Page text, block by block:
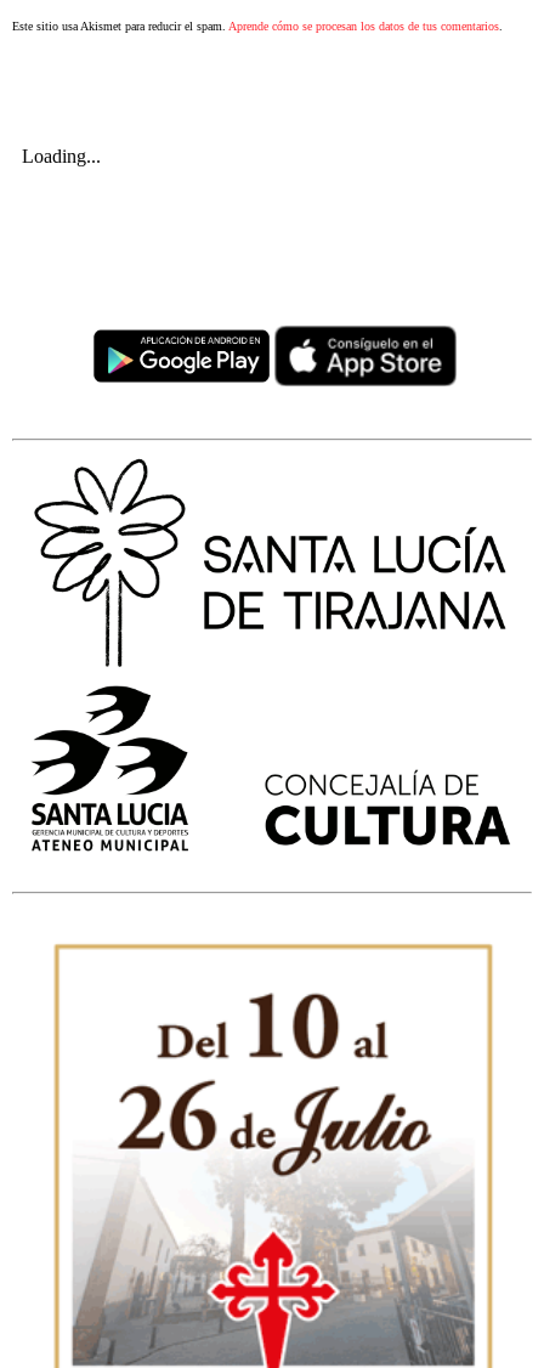
Este sitio usa Akismet para reducir el spam. Aprende cómo se procesan los datos de tus comentarios.